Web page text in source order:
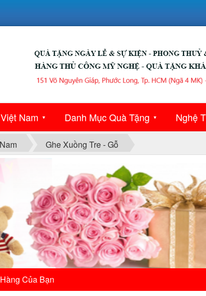
Nam ▼ Danh Mục Quà Tặng ▼ Nghệ
Ghe Xuồng Tre - Gỗ
Của Bạn